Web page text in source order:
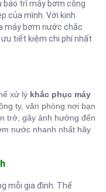
bảo trì máy bơm công
của mình. Với kinh
máy bơm nước chắc
tiết kiệm chi phí nhất
xử lý khắc phục máy
ty, văn phòng nơi bạn
trở, gây ảnh hưởng đến
nước nhanh nhất hãy
mỗi gia đình. Thế